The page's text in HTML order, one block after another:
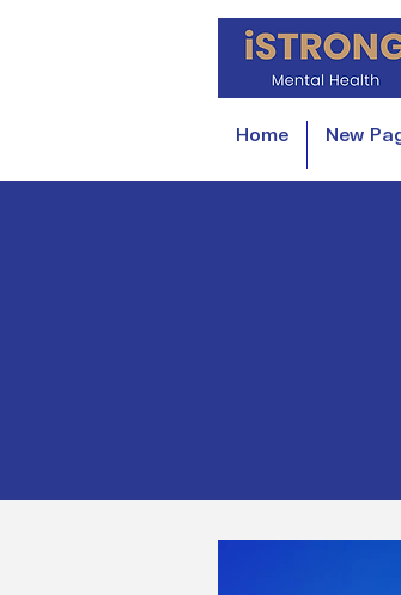
Home New